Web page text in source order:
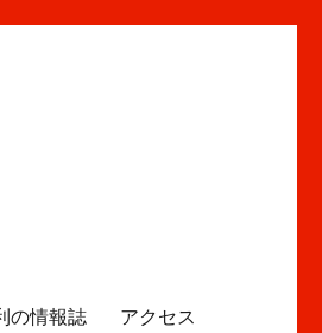
の情報誌 アクセス